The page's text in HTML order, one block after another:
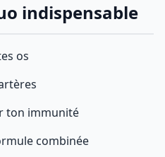
indispensable
os
ton immunité
combinée